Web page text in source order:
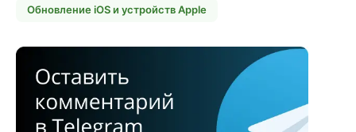
Обновление iOS и устройств Apple